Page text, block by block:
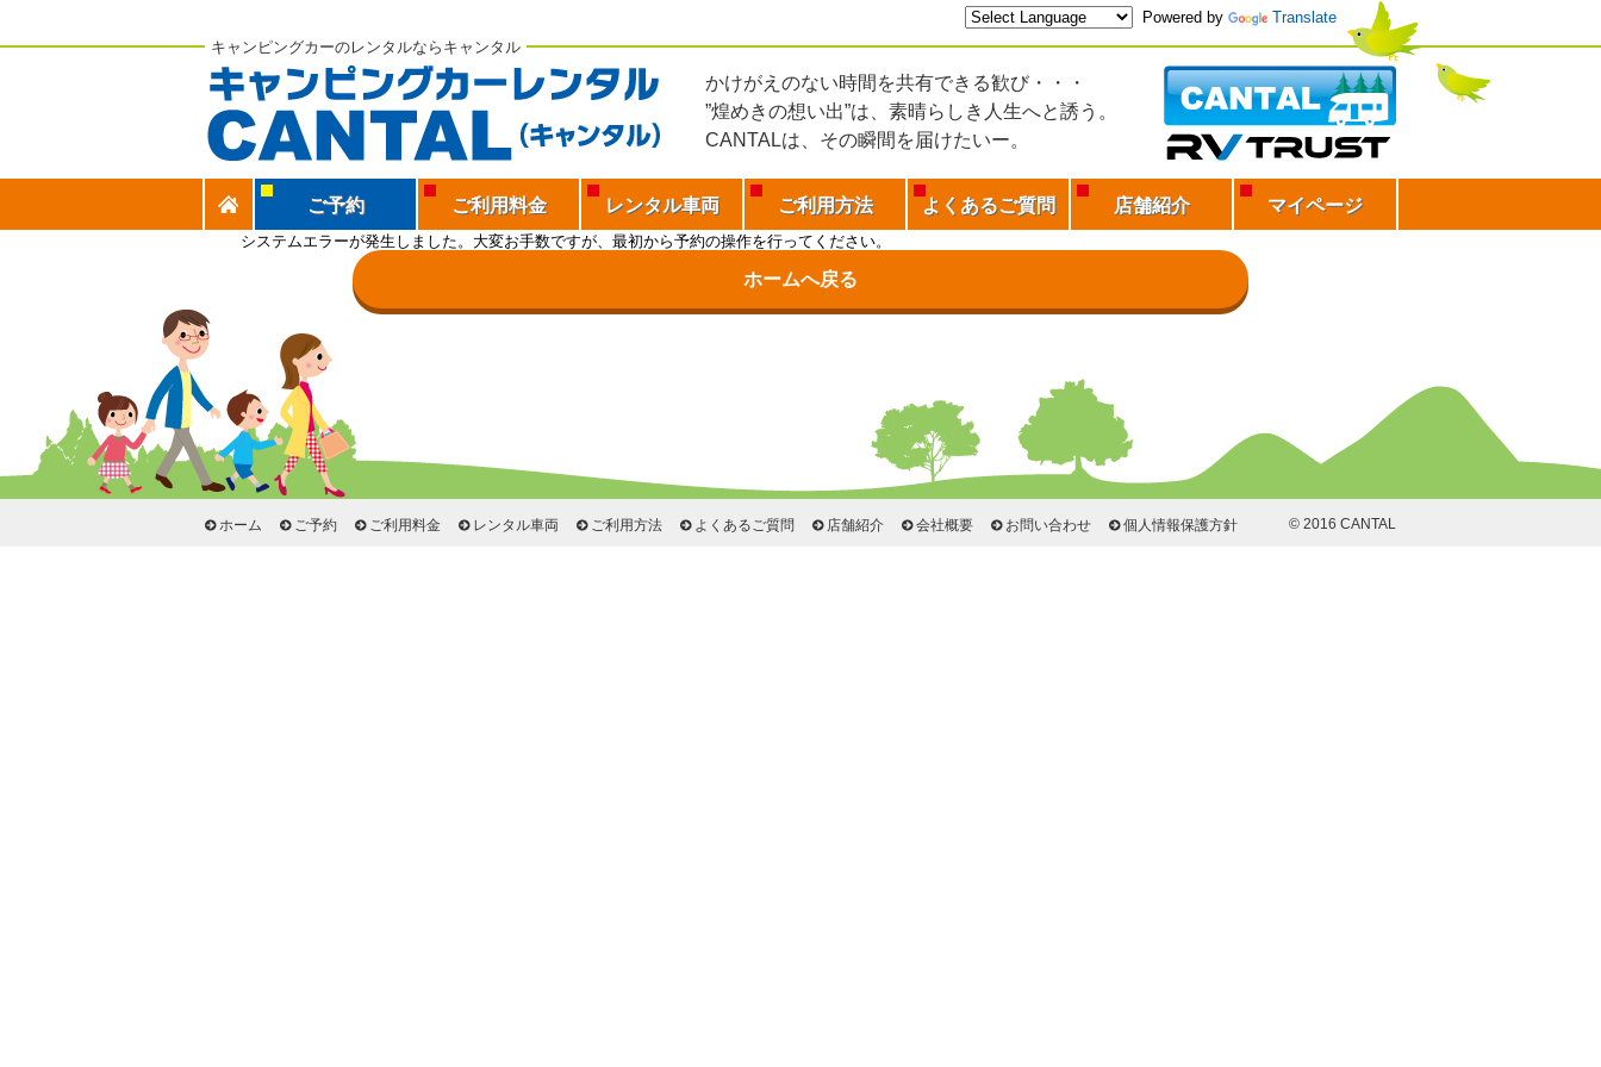
キャンピングカーのレンタルならキャンタル
かけがえのない時間を共有できる歓び・・・
”煌めきの想い出”は、素晴らしき人生へと誘う。
CANTALは、その瞬間を届けたいー。
Powered by Translate
ご予約 ご利用料金 レンタル車両 ご利用方法 よくあるご質問 店舗紹介 マイページ
システムエラーが発生しました。大変お手数ですが、最初から予約の操作を行ってください。
ホームへ戻る
ホーム ご予約 ご利用料金 レンタル車両 ご利用方法 よくあるご質問 店舗紹介 会社概要 お問い合わせ 個人情報保護方針 © 2016 CANTAL